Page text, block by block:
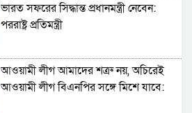
ভারত সফরের সিদ্ধান্ত প্রধানমন্ত্রী নেবেন:
পররাষ্ট্র প্রতিমন্ত্রী
আওয়ামী লীগ আমাদের শত্রু নয়, অচিরেই
আওয়ামী লীগ বিএনপির সঙ্গে মিশে যাবে: